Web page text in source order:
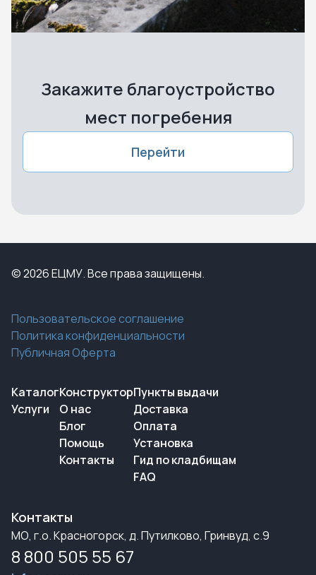
Закажите благоустройство
мест погребения
Перейти
© 2026 ЕЦМУ. Все права защищены.
Пользовательское соглашение
Политика конфиденциальности
Публичная Оферта
Каталог
Услуги
Конструктор
О нас
Блог
Помощь
Контакты
Пункты выдачи
Доставка
Оплата
Установка
Гид по кладбищам
FAQ
Контакты
МО, г.о. Красногорск, д. Путилково, Гринвуд, с.9
8 800 505 55 67